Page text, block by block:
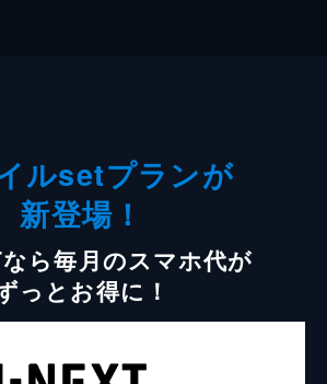
ルsetプランが
新登場！
ら毎月のスマホ代が
っとお得に！